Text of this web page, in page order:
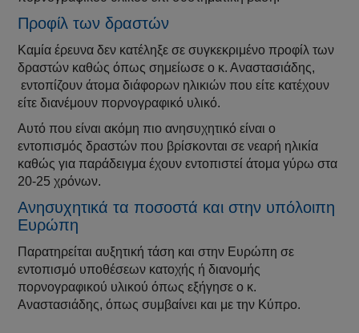
Προφίλ των δραστών
Καμία έρευνα δεν κατέληξε σε συγκεκριμένο προφίλ των
δραστών καθώς όπως σημείωσε ο κ. Αναστασιάδης,
εντοπίζουν άτομα διάφορων ηλικιών που είτε κατέχουν
είτε διανέμουν πορνογραφικό υλικό.
Αυτό που είναι ακόμη πιο ανησυχητικό είναι ο
εντοπισμός δραστών που βρίσκονται σε νεαρή ηλικία
καθώς για παράδειγμα έχουν εντοπιστεί άτομα γύρω στα
20-25 χρόνων.
Ανησυχητικά τα ποσοστά και στην υπόλοιπη
Ευρώπη
Παρατηρείται αυξητική τάση και στην Ευρώπη σε
εντοπισμό υποθέσεων κατοχής ή διανομής
πορνογραφικού υλικού όπως εξήγησε ο κ.
Αναστασιάδης, όπως συμβαίνει και με την Κύπρο.